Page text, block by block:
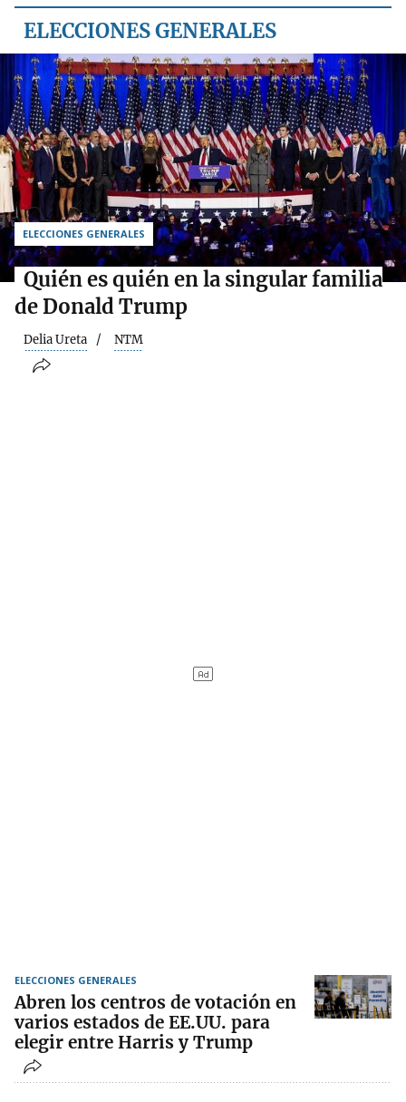
ELECCIONES GENERALES
ELECCIONES GENERALES
Quién es quién en la singular familia
de Donald Trump
Delia Ureta NTM
ELECCIONES GENERALES
Abren los centros de votación en
varios estados de EE.UU. para
elegir entre Harris y Trump